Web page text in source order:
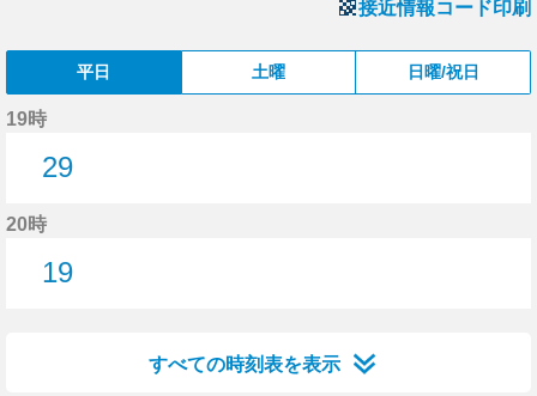
接近情報コード印刷
平日 土曜 日曜/祝日
19時
29
20時
19
すべての時刻表を表示